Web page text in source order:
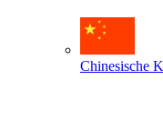
Chinesische